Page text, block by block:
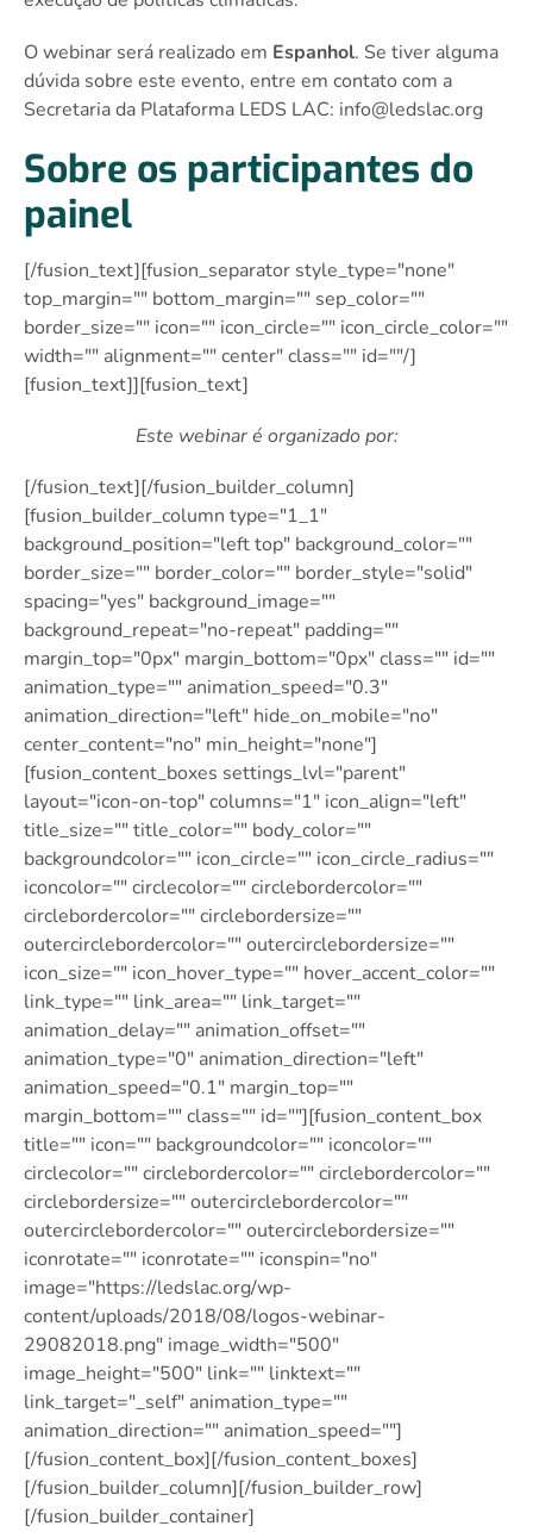
O webinar será realizado em Espanhol. Se tiver alguma
dúvida sobre este evento, entre em contato com a
Secretaria da Plataforma LEDS LAC: info@ledslac.org
Sobre os participantes do
painel
[/fusion_text][fusion_separator style_type="none"
top_margin="" bottom_margin="" sep_color=""
border_size="" icon="" icon_circle="" icon_circle_color=""
width="" alignment="" center" class="" id=""/]
[fusion_text]][fusion_text]
Este webinar é organizado por:
[/fusion_text][/fusion_builder_column]
[fusion_builder_column type="1_1″
background_position="left top" background_color=""
border_size="" border_color="" border_style="solid"
spacing="yes" background_image=""
background_repeat="no-repeat" padding=""
margin_top="0px" margin_bottom="0px" class="" id=""
animation_type="" animation_speed="0.3″
animation_direction="left" hide_on_mobile="no"
center_content="no" min_height="none"]
[fusion_content_boxes settings_lvl="parent"
layout="icon-on-top" columns="1″ icon_align="left"
title_size="" title_color="" body_color=""
backgroundcolor="" icon_circle="" icon_circle_radius=""
iconcolor="" circlecolor="" circlebordercolor=""
circlebordercolor="" circlebordersize=""
outercirclebordercolor="" outercirclebordersize=""
icon_size="" icon_hover_type="" hover_accent_color=""
link_type="" link_area="" link_target=""
animation_delay="" animation_offset=""
animation_type="0″ animation_direction="left"
animation_speed="0.1″ margin_top=""
margin_bottom="" class="" id=""][fusion_content_box
title="" icon="" backgroundcolor="" iconcolor=""
circlecolor="" circlebordercolor="" circlebordercolor=""
circlebordersize="" outercirclebordercolor=""
outercirclebordercolor="" outercirclebordersize=""
iconrotate="" iconrotate="" iconspin="no"
image="https://ledslac.org/wp-
content/uploads/2018/08/logos-webinar-
29082018.png" image_width="500″
image_height="500″ link="" linktext=""
link_target="_self" animation_type=""
animation_direction="" animation_speed=""]
[/fusion_content_box][/fusion_content_boxes]
[/fusion_builder_column][/fusion_builder_row]
[/fusion_builder_container]